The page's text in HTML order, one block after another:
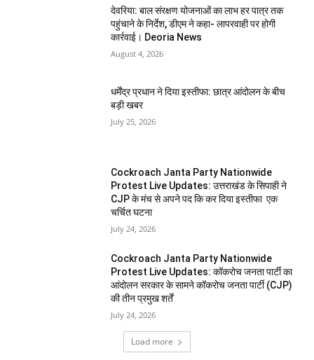
देवरिया: बाल संरक्षण योजनाओं का लाभ हर पात्र तक
पहुंचाने के निर्देश, डीएम ने कहा- लापरवाही पर होगी
कार्रवाई। Deoria News
August 4, 2026
धर्मेंद्र प्रधान ने दिया इस्तीफा: छात्र आंदोलन के बीच
बड़ी खबर
July 25, 2026
Cockroach Janta Party Nationwide
Protest Live Updates: उत्तराखंड के सिपाही ने
CJP के मंच से अपने पद कि कर दिया इस्तीफा एक
चर्चित घटना
July 24, 2026
Cockroach Janta Party Nationwide
Protest Live Updates: कॉकरोच जनता पार्टी का
आंदोलन सरकार के सामने कॉकरोच जनता पार्टी (CJP)
की तीन प्रमुख शर्तें
July 24, 2026
Load more